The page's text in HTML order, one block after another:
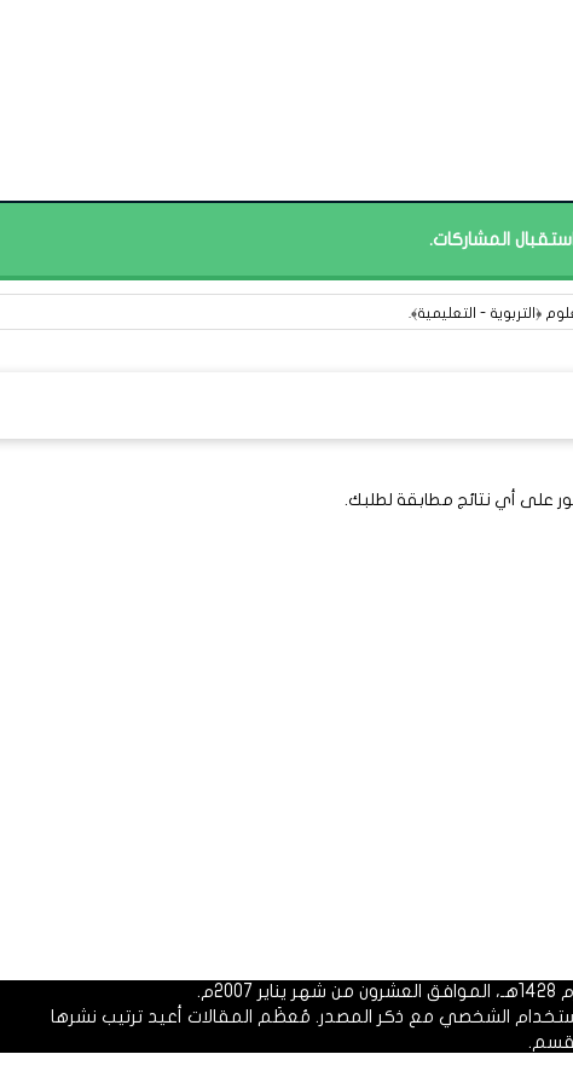
المشاركات.
﴿التربوية - التعليمية﴾.
على أي نتائج مطابقة لطلبك.
الشخصي مع ذكر المصدر. مُعظَم المقالات أعيد ترتيب نشرها